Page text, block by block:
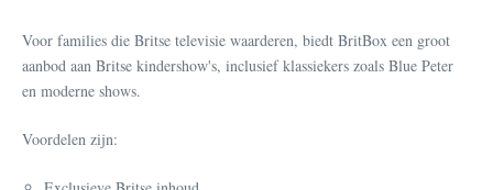
Voor families die Britse televisie waarderen, biedt BritBox een groot
aanbod aan Britse kindershow's, inclusief klassiekers zoals Blue Peter
en moderne shows.
Voordelen zijn: